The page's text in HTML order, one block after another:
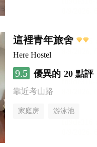
這裡青年旅舍
Here Hostel
9.5 優異的 20 點評
靠近考山路
家庭房 游泳池